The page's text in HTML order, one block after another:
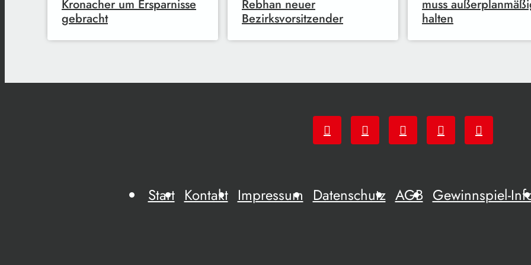
Kronacher um Ersparnisse
gebracht
Rebhan neuer
Bezirksvorsitzender
muss
halten
Start Kontakt Impressum Datenschutz AGB Gewinnspiel-